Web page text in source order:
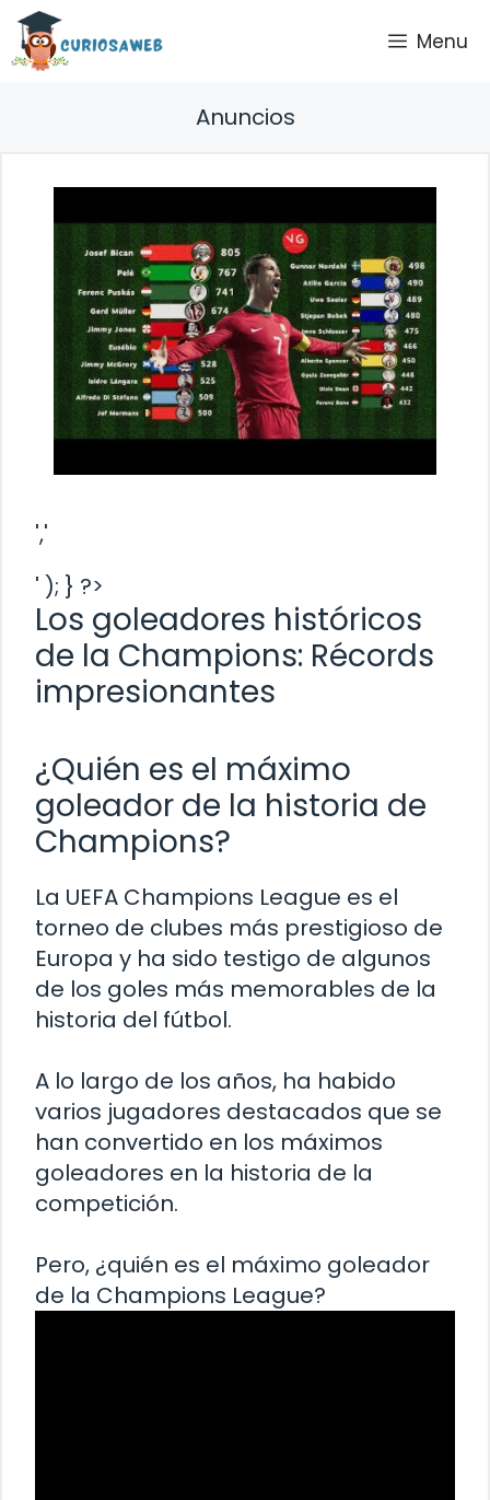
Saltar
contenido
Menu
Anuncios
','
' ); } ?>
Los goleadores históricos
de la Champions: Récords
impresionantes
¿Quién es el máximo
goleador de la historia de
Champions?
La UEFA Champions League es el
torneo de clubes más prestigioso de
Europa y ha sido testigo de algunos
de los goles más memorables de la
historia del fútbol.
A lo largo de los años, ha habido
varios jugadores destacados que se
han convertido en los máximos
goleadores en la historia de la
competición.
Pero, ¿quién es el máximo goleador
de la Champions League?